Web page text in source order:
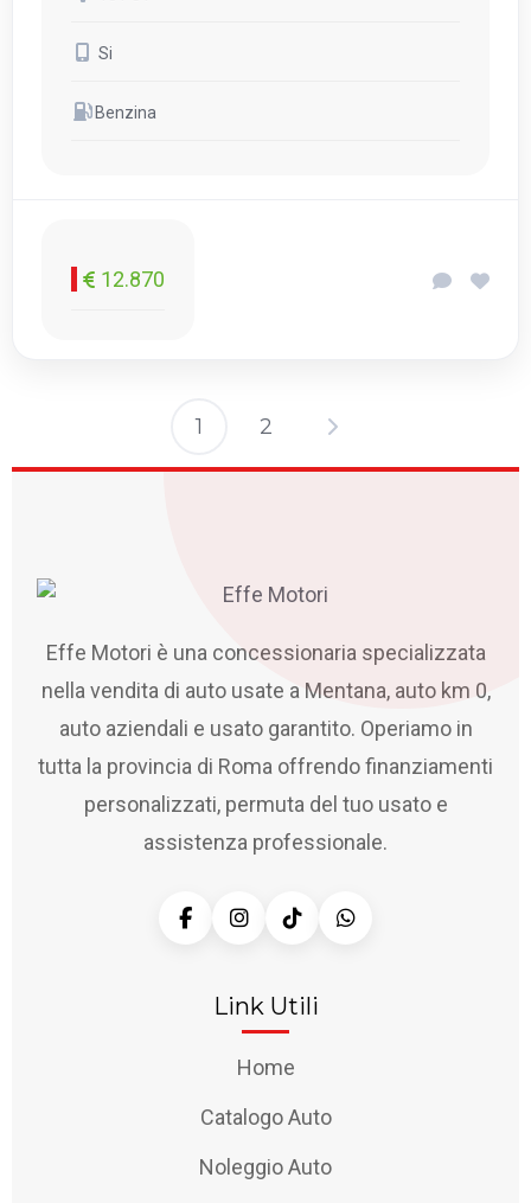
Si
Benzina
12.870
1 2
Effe Motori è una concessionaria specializzata
nella vendita di auto usate a Mentana, auto km 0,
auto aziendali e usato garantito. Operiamo in
tutta la provincia di Roma offrendo finanziamenti
personalizzati, permuta del tuo usato e
assistenza professionale.
Link Utili
Home
Catalogo Auto
Noleggio Auto